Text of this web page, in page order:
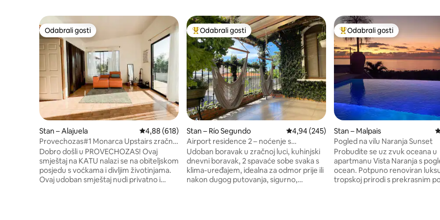
Odabrali gosti
Odabrali gosti
Stan – Alajuela Prosječna ocjena: 4,88/5, recenzija: 618
4,88 (618)
Provechozas#1 Monarca Upstairs zračna
luka SJO
Dobro došli u PROVECHOZAS! Ovaj
smještaj na KATU nalazi se na obiteljskom
posjedu s voćkama i divljim životinjama.
Ovaj udoban smještaj nudi privatno i
Među najviše rangiranima s oznakom „Odabrali gosti”
Odabrali gosti
Stan – Río Segundo Prosječna ocjena: 4,94/5, recenzija: 245
4,94 (245)
Airport residence 2 – noćenje s
doručkom, klima-uređaj, potpuno
opremljeno, roštilj
Udoban boravak u zračnoj luci, kuhinjski
dnevni boravak, 2 spavaće sobe svaka s
klima-uređajem, idealna za odmor prije ili
nakon dugog putovanja, sigurno,
Među najviše rangiranima s
Odabrali gosti
Stan – Malpais
Pogled na vilu Naranja Sunset
Probudite se uz zvuk oceana u
apartmanu Vista Naranja s
ocean. Potpuno renoviran
tropskoj prirodi s prekrasnim